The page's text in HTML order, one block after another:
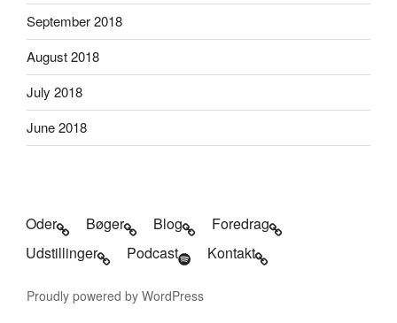
September 2018
August 2018
July 2018
June 2018
Oder Bøger Blog
Foredrag
Udstillinger
Podcast Kontakt
Proudly powered by WordPress